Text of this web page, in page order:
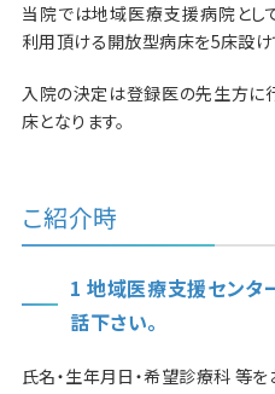
当院では地域医療支援病院とし
利用頂ける開放型病床を5床設け
入院の決定は登録医の先生方に
床となります。
こ紹介時
1 地域医療支援センタ
話下さい。
氏名・生年月日・希望診療科 等を